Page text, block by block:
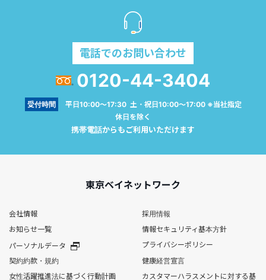
電話でのお問い合わせ
0120-44-3404
受付時間
平日10:00～17:30 土・祝日10:00～17:00 ※当社指定
休日を除く
携帯電話からもご利用いただけます
東京ベイネットワーク
会社情報
採用情報
お知らせ一覧
情報セキュリティ基本方針
パーソナルデータ
プライバシーポリシー
契約約款・規約
健康経営宣言
女性活躍推進法に基づく行動計画
カスタマーハラスメントに対する基